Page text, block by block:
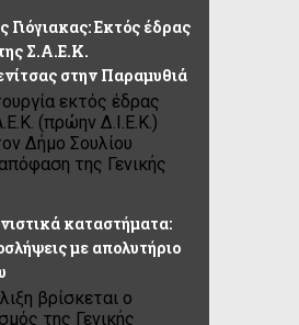
Γιόγιακας: Εκτός έδρας
Σ.Α.Ε.Κ.
στην Παραμυθιά
εκτός έδρας
(πρώην Δ.Ι.Ε.Κ.)
Δήμο Σουλίου
της Γενικής
καταστήματα:
με απολυτήριο
βρίσκεται ο
της Γενικής